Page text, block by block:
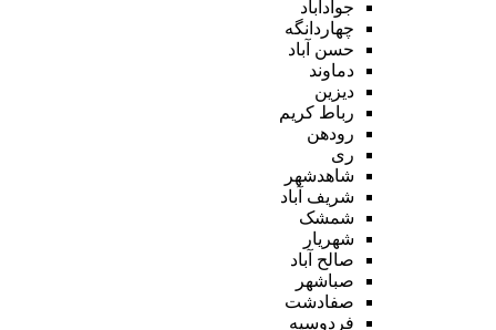
جوادآباد
چهاردانگه
حسن آباد
دماوند
دیزین
رباط کریم
رودهن
ری
شاهدشهر
شریف آباد
شمشک
شهریار
صالح آباد
صباشهر
صفادشت
فردوسیه